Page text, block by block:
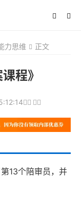
力思维 正文
程》
13个陪审员，并